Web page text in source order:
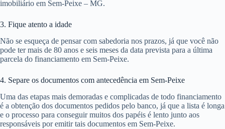
imobiliário em Sem-Peixe – MG.
3. Fique atento a idade
Não se esqueça de pensar com sabedoria nos prazos, já que você não
pode ter mais de 80 anos e seis meses da data prevista para a última
parcela do financiamento em Sem-Peixe.
4. Separe os documentos com antecedência em Sem-Peixe
Uma das etapas mais demoradas e complicadas de todo financiamento
é a obtenção dos documentos pedidos pelo banco, já que a lista é longa
e o processo para conseguir muitos dos papéis é lento junto aos
responsáveis por emitir tais documentos em Sem-Peixe.